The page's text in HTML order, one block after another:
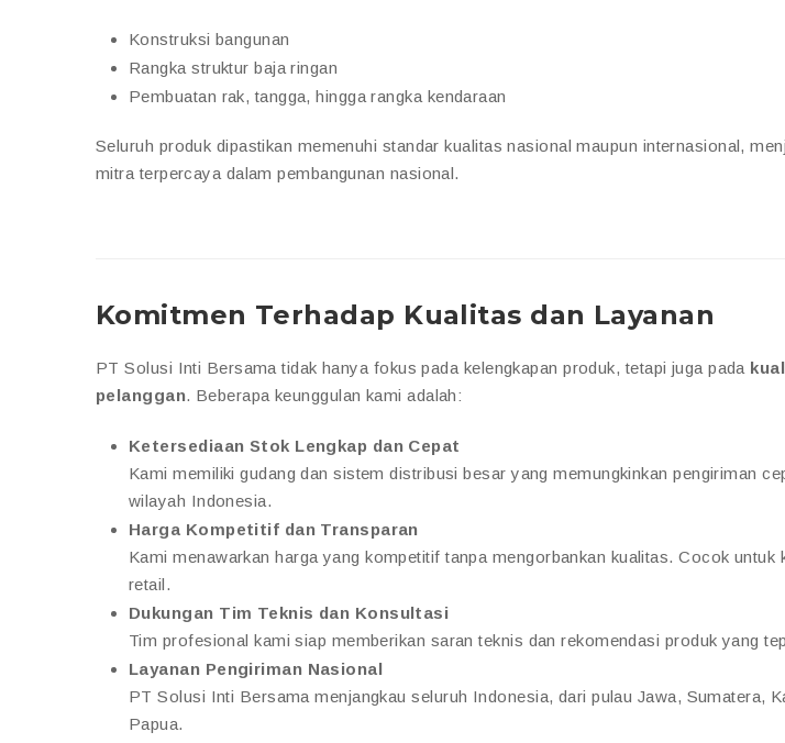
Konstruksi bangunan
Rangka struktur baja ringan
Pembuatan rak, tangga, hingga rangka kendaraan
Seluruh produk dipastikan memenuhi standar kualitas nasional maupun internasional,
mitra terpercaya dalam pembangunan nasional.
Komitmen Terhadap Kualitas dan Layanan
PT Solusi Inti Bersama tidak hanya fokus pada kelengkapan produk, tetapi juga pada
pelanggan. Beberapa keunggulan kami adalah:
Ketersediaan Stok Lengkap dan Cepat
Kami memiliki gudang dan sistem distribusi besar yang memungkinkan pengiriman
wilayah Indonesia.
Harga Kompetitif dan Transparan
Kami menawarkan harga yang kompetitif tanpa mengorbankan kualitas. Cocok untuk
retail.
Dukungan Tim Teknis dan Konsultasi
Tim profesional kami siap memberikan saran teknis dan rekomendasi produk yang
Layanan Pengiriman Nasional
PT Solusi Inti Bersama menjangkau seluruh Indonesia, dari pulau Jawa, Sumatera,
Papua.